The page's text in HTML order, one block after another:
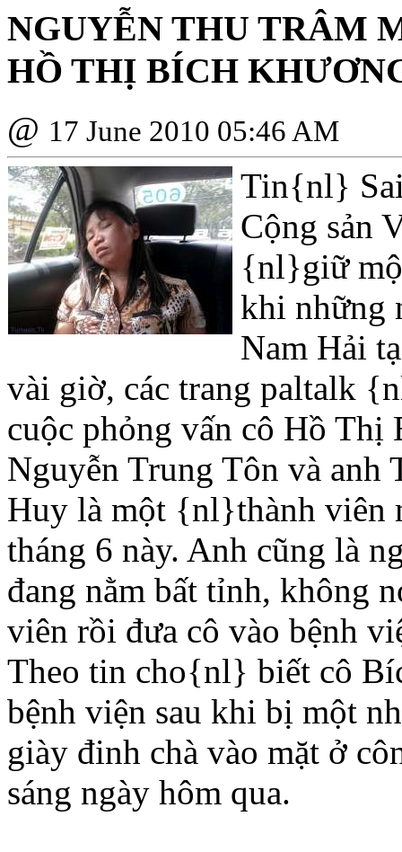
NGUYỄN THU TRÂM
HỒ THỊ BÍCH
@ 17 June 2010 05:46 AM
Tin{nl}
Cộng sản
{nl}giữ
khi những
Nam Hải
vài giờ, các trang paltalk
cuộc phỏng vấn cô Hồ
Nguyễn Trung Tôn và anh
Huy là một {nl}thành viên
tháng 6 này. Anh cũng là
đang nằm bất tỉnh, không
viên rồi đưa cô vào bệnh
Theo tin cho{nl} biết cô
bệnh viện sau khi bị một
giày đinh chà vào mặt ở
sáng ngày hôm qua.